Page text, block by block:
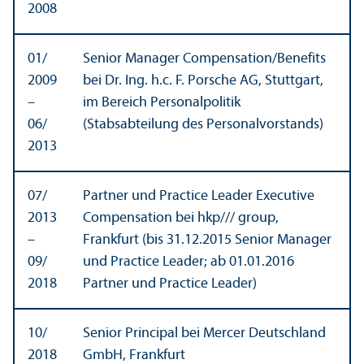
2008
01/
2009
–
06/
2013
Senior Manager Compensation/Benefits
bei Dr. Ing. h.c. F. Porsche AG, Stuttgart,
im Bereich Personalpolitik
(Stabsabteilung des Personalvorstands)
07/
2013
–
09/
2018
Partner und Practice Leader Executive
Compensation bei hkp/// group,
Frankfurt (bis 31.12.2015 Senior Manager
und Practice Leader; ab 01.01.2016
Partner und Practice Leader)
10/
2018
Senior Principal bei Mercer Deutschland
GmbH, Frankfurt